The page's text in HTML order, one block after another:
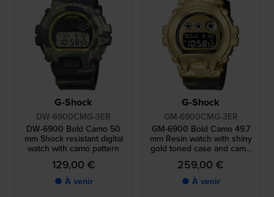
G-Shock
DW-6900CMG-3ER
DW-6900 Bold Camo 50
mm Shock resistant digital
watch with camo pattern
129,00 €
● À venir
G-Shock
GM-6900CMG-3ER
GM-6900 Bold Camo 49.7
mm Resin watch with shiny
gold toned case and camo
print strap
259,00 €
● À venir